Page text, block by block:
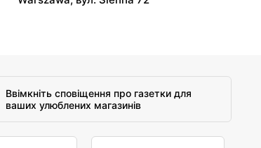
Ввімкніть сповіщення про газетки для
ваших улюблених магазинів